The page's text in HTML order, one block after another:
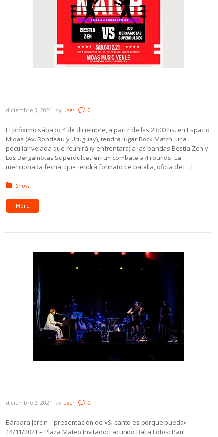
diciembre 3, 2021 by user 0
El próximo sábado 4 de diciembre, a partir de las 23:00 hs. en Espacio
Midas (Av. Rondeau y Uruguay), tendrá lugar Rock Match, una
peculiar velada que reunirá (y enfrentará) a las bandas Bestia Zen y
Los Bergamotas Superdulces en un combate a 4 rounds. La
mencionada fecha, que tendrá formato de batalla, oficia de […]
Posted in:
Show
More
diciembre 2, 2021 by user 0
Bárbara Jorcin – presentación de «Si canto es porque puedo»
14/11/2021 – Plaza Mateo Invitado: Facundo Balta Fotos: Paul